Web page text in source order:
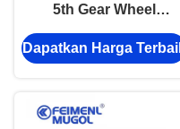
5th Gear Wheel
Synchronizer Hub Isusu
4HG1 4HF1
Dapatkan Harga